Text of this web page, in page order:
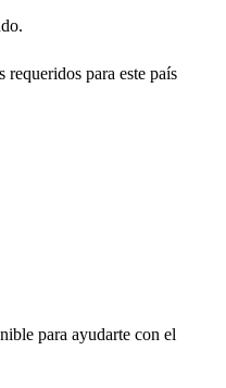
requeridos para este país
para ayudarte con el